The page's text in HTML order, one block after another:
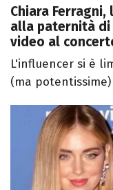
Chiara
alla paternità di
video al
L'influencer si è
(ma